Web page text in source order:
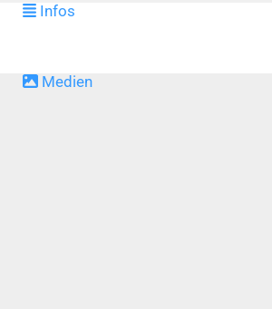
Infos
Medien